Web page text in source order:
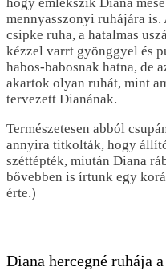
mennyasszonyi ruhájára
csipke ruha, a hatalmas
kézzel varrt gyönggyel és
habos-babosnak hatna, de
akartok olyan ruhát, mint
tervezett Dianának.
Természetesen abból
annyira titkolták, hogy
széttépték, miután Diana
bővebben is írtunk egy
érte.)
Diana hercegné ruhája